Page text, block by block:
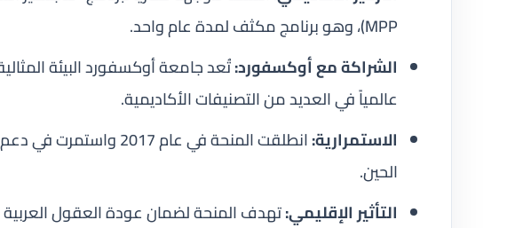
MPP)، وهو برنامج مكثف لمدة عام واحد.
الشراكة مع أوكسفورد:تُعد جامعة أوكسفورد البيئة
عالمياً في العديد من التصنيفات الأكاديمية.
الاستمرارية:
انطلقت المنحة في عام
الحين.
التأثير الإقليمي:تهدف المنحة لضمان عودة العقول